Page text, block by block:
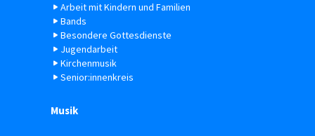
Arbeit mit Kindern und Familien
Bands
Besondere Gottesdienste
Jugendarbeit
Kirchenmusik
Senior:innenkreis
Musik